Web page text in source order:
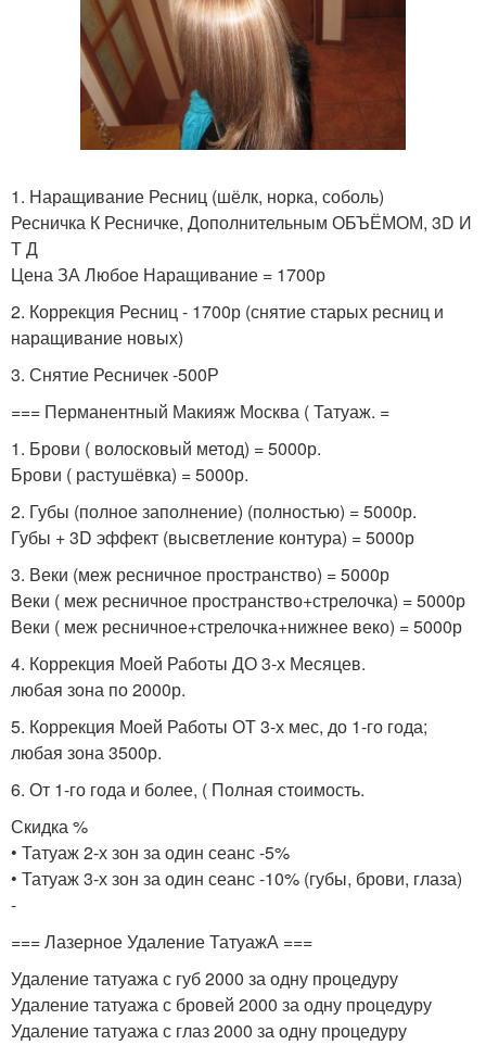
1. Наращивание Ресниц (шёлк, норка, соболь)
Ресничка К Ресничке, Дополнительным ОБЪЁМОМ, 3D И
Т Д
Цена ЗА Любое Наращивание = 1700р
2. Коррекция Ресниц - 1700р (снятие старых ресниц и
наращивание новых)
3. Снятие Ресничек -500Р
=== Перманентный Макияж Москва ( Татуаж. =
1. Брови ( волосковый метод) = 5000р.
Брови ( растушёвка) = 5000р.
2. Губы (полное заполнение) (полностью) = 5000р.
Губы + 3D эффект (высветление контура) = 5000р
3. Веки (меж ресничное пространство) = 5000р
Веки ( меж ресничное пространство+стрелочка) = 5000р
Веки ( меж ресничное+стрелочка+нижнее веко) = 5000р
4. Коррекция Моей Работы ДО 3-х Месяцев.
любая зона по 2000р.
5. Коррекция Моей Работы ОТ 3-х мес, до 1-го года;
любая зона 3500р.
6. От 1-го года и более, ( Полная стоимость.
Скидка %
• Татуаж 2-х зон за один сеанс -5%
• Татуаж 3-х зон за один сеанс -10% (губы, брови, глаза)
-
=== Лазерное Удаление ТатуажА ===
Удаление татуажа с губ 2000 за одну процедуру
Удаление татуажа с бровей 2000 за одну процедуру
Удаление татуажа с глаз 2000 за одну процедуру